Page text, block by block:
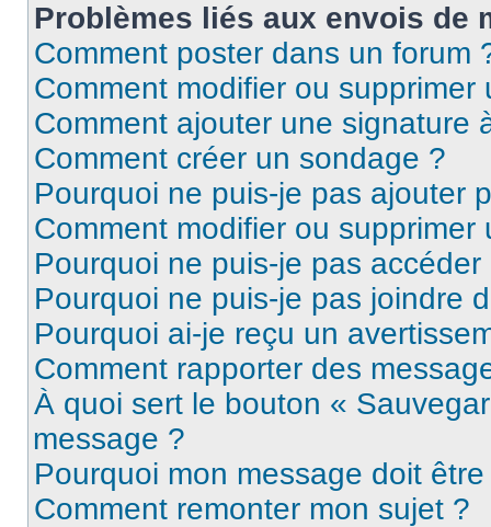
Problèmes liés aux envois de
Comment poster dans un forum
Comment modifier ou supprimer
Comment ajouter une signature
Comment créer un sondage ?
Pourquoi ne puis-je pas ajouter
Comment modifier ou supprimer
Pourquoi ne puis-je pas
Pourquoi ne puis-je pas joindre
Pourquoi ai-je reçu un
Comment rapporter des
À quoi sert le bouton «
message ?
Pourquoi mon message doit
Comment remonter mon sujet ?